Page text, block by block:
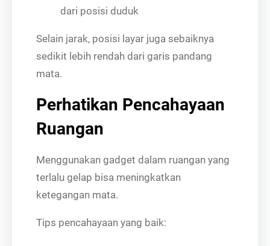
dari posisi duduk
Selain jarak, posisi layar juga sebaiknya
sedikit lebih rendah dari garis pandang
mata.
Perhatikan Pencahayaan
Ruangan
Menggunakan gadget dalam ruangan yang
terlalu gelap bisa meningkatkan
ketegangan mata.
Tips pencahayaan yang baik: